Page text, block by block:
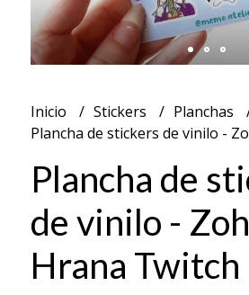
Inicio Stickers
Planchas
Plancha de stickers de vinilo -
Plancha de
de vinilo -
Hrana Twitch